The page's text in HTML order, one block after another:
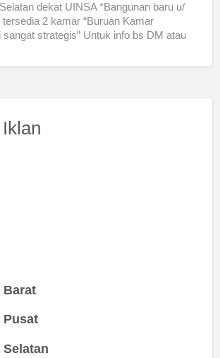
dekat UINSA *Bangunan baru u/
tersedia 2 kamar “Buruan Kamar
strategis” Untuk info bs DM atau
Barat
Pusat